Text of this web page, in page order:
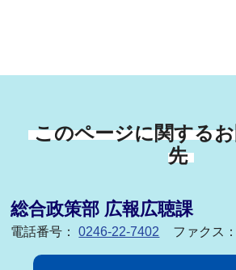
このページに関する
先
総合政策部 広報広聴課
電話番号：0246-22-7402 ファクス